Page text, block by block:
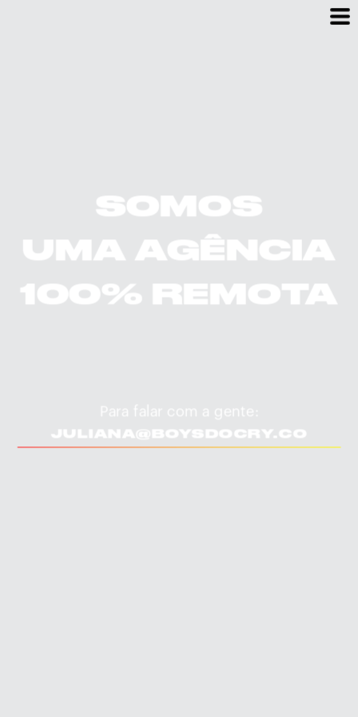
SOMOS
UMA AGÊNCIA
100% REMOTA
Para falar com a gente:
JULIANA@BOYSDOCRY.CO